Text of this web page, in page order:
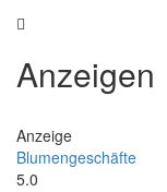
Anzeigen
Anzeige
Blumengeschäfte
5.0